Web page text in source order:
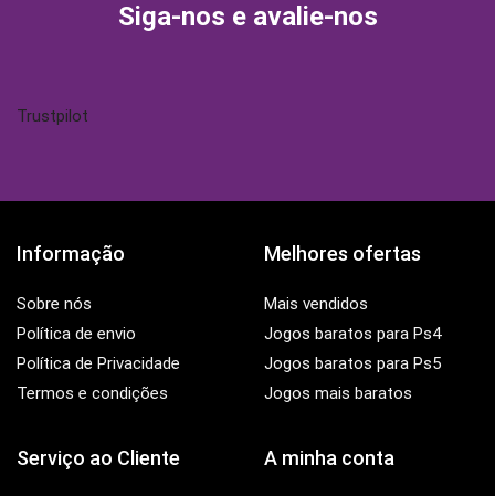
Siga-nos e avalie-nos
Trustpilot
Informação
Sobre nós
Política de envio
Política de Privacidade
Termos e condições
Melhores ofertas
Mais vendidos
Jogos baratos para Ps4
Jogos baratos para Ps5
Jogos mais baratos
Serviço ao Cliente A minha conta